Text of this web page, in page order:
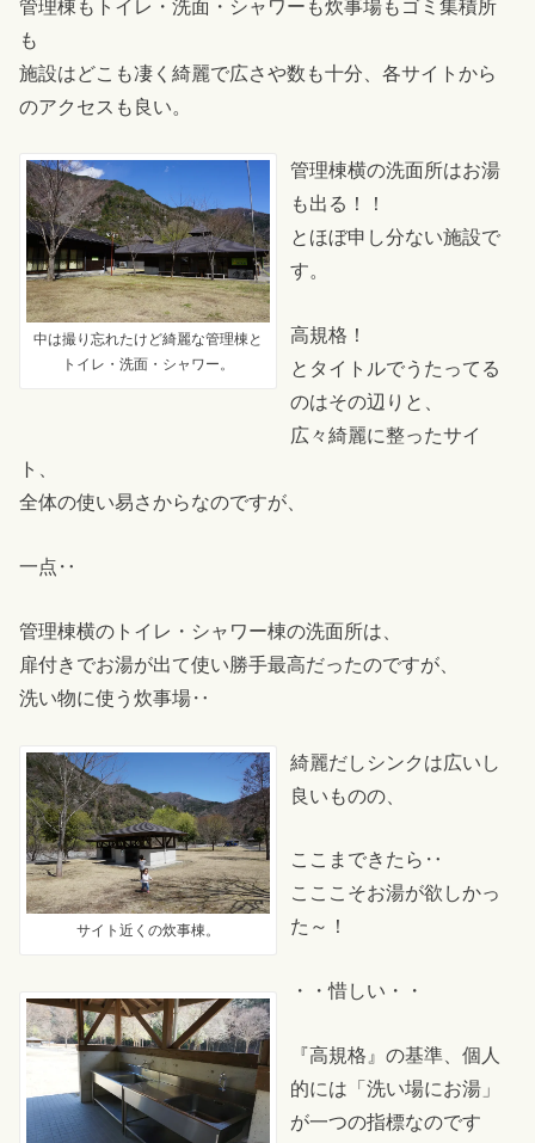
管理棟もトイレ・洗面・シャワーも炊事場もゴミ集積所
も
施設はどこも凄く綺麗で広さや数も十分、各サイトから
のアクセスも良い。
中は撮り忘れたけど綺麗な管理棟と
トイレ・洗面・シャワー。
管理棟横の洗面所はお湯
も出る！！
とほぼ申し分ない施設で
す。
高規格！
とタイトルでうたってる
のはその辺りと、
広々綺麗に整ったサイ
ト、
全体の使い易さからなのですが、
一点‥
管理棟横のトイレ・シャワー棟の洗面所は、
扉付きでお湯が出て使い勝手最高だったのですが、
洗い物に使う炊事場‥
サイト近くの炊事棟。
綺麗だしシンクは広いし
良いものの、
ここまできたら‥
こここそお湯が欲しかっ
た～！
・・惜しい・・
『高規格』の基準、個人
的には「洗い場にお湯」
が一つの指標なのです